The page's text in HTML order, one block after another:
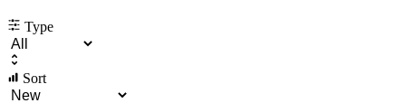
Type
Sort